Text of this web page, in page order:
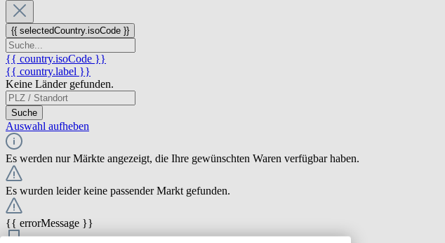
{{ selectedCountry.isoCode }}
{{ country.isoCode }}
{{ country.label }}
Keine Länder gefunden.
Suche
Auswahl aufheben
Es werden nur Märkte angezeigt, die Ihre gewünschten Waren verfügbar haben.
Es wurden leider keine passender Markt gefunden.
{{ errorMessage }}